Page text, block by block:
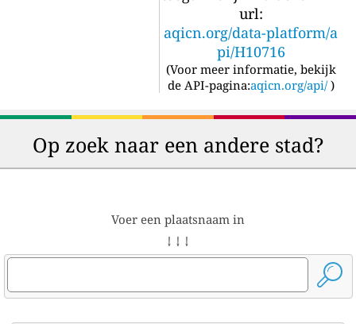
url:
aqicn.org/data-platform/a
pi/H10716
(Voor meer informatie, bekijk
de API-pagina:aqicn.org/api/ )
Op zoek naar een andere stad?
Voer een plaatsnaam in
↓ ↓ ↓